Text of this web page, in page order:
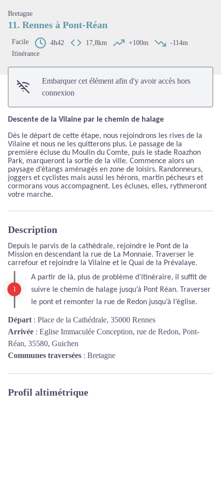
Bretagne
11. Rennes à Pont-Réan
Facile 4h42 17,8km +100m
-114m
Itinérance
Embarquer cet élément afin d'y avoir accès hors
connexion
Descente de la Vilaine par le chemin de halage
Dés le départ de cette étape, nous rejoindrons les rives de la
Vilaine et nous ne les quitterons plus. Le passage de la
première écluse du Moulin du Comte, puis le stade Roazhon
Park, marqueront la sortie de la ville. Commence alors un
paysage d’étangs aménagés en zone de loisirs. Randonneurs,
joggers et cyclistes mais aussi les hérons, martin pécheurs et
cormorans vous accompagnent. Les écluses, elles, rythmeront
votre marche.
Description
Depuis le parvis de la cathédrale, rejoindre le Pont de la
Mission en descendant la rue de La Monnaie. Traverser le
carrefour et rejoindre la Vilaine et le Quai de la Prévalaye.
A partir de là, plus de problème d’itinéraire, il suffit de
suivre le chemin de halage jusqu’à Pont Réan.
Traverser
le pont et remonter la rue de Redon jusqu’à l’église.
Départ : Place de la Cathédrale, 35000 Rennes
Arrivée : Eglise Immaculée Conception, rue de Redon, Pont-
Réan, 35580, Guichen
Communes traversées : Bretagne
Profil altimétrique